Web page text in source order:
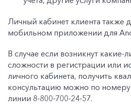
+7-800-700-24-57
Заказать обратный звонок
Корпоративным
Личный кабинет клиента также
мобильном приложении для
В случае если возникнут
сложности в регистрации или
личного кабинета, получить
консультацию можно по номеру
линии 8-800-700-24-57.